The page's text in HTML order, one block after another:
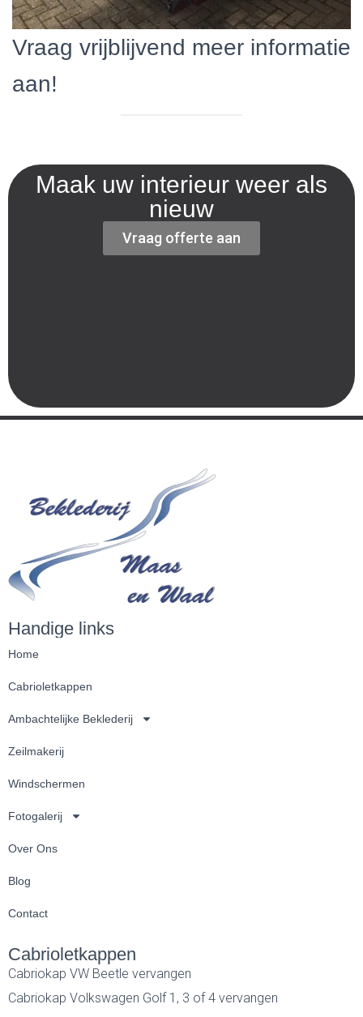
Vraag vrijblijvend meer informatie
aan!
Maak uw interieur weer als
nieuw
Vraag offerte aan
Handige links
Home
Cabrioletkappen
Ambachtelijke Beklederij
Zeilmakerij
Windschermen
Fotogalerij
Over Ons
Blog
Contact
Cabrioletkappen
Cabriokap VW Beetle vervangen
Cabriokap Volkswagen Golf 1, 3 of 4 vervangen